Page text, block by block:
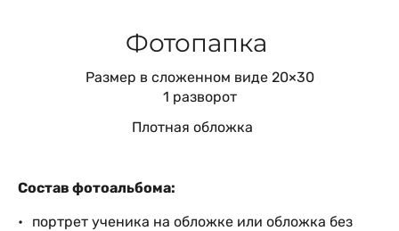
Фотопапка
Размер в сложенном виде 20×30
1 разворот
Плотная обложка
Состав фотоальбома:
портрет ученика на обложке или обложка без